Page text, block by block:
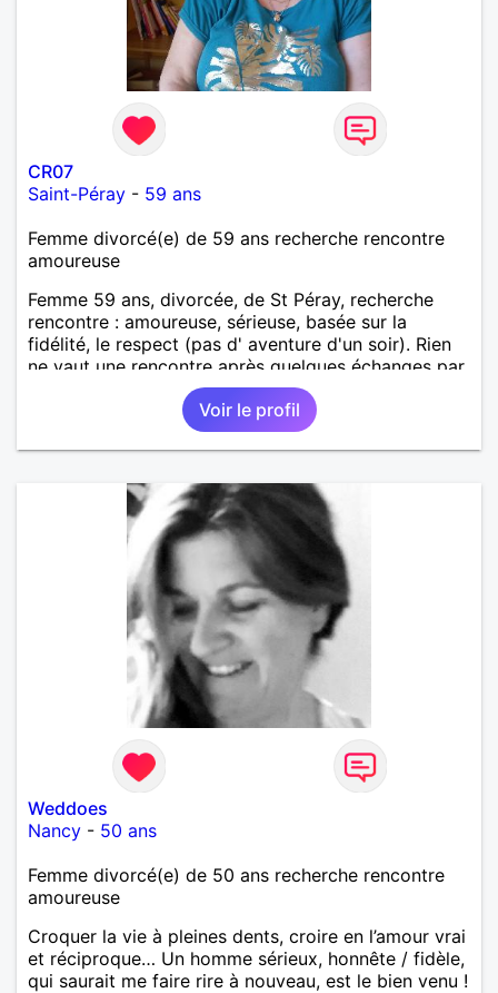
CR07
Saint-Péray - 59 ans
Femme divorcé(e) de 59 ans recherche rencontre
amoureuse
Femme 59 ans, divorcée, de St Péray, recherche
rencontre : amoureuse, sérieuse, basée sur la
fidélité, le respect (pas d' aventure d'un soir). Rien
ne vaut une rencontre après quelques échanges par
messages pour savoir si il y a un feeling entre les
deux et le désir de se revoir. Au plaisir de se
Voir le profil
Weddoes
Nancy - 50 ans
Femme divorcé(e) de 50 ans recherche rencontre
amoureuse
Croquer la vie à pleines dents, croire en l’amour vrai
et réciproque… Un homme sérieux, honnête / fidèle,
qui saurait me faire rire à nouveau, est le bien venu !